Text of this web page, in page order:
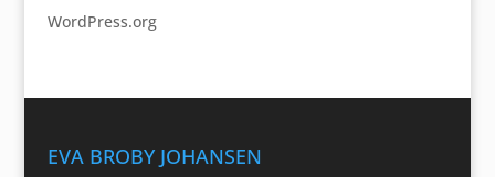
WordPress.org
EVA BROBY JOHANSEN